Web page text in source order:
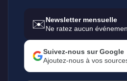
✉️Newsletter mensuelle
Ne ratez aucun
Suivez-nous sur Google
Ajoutez-nous à vos